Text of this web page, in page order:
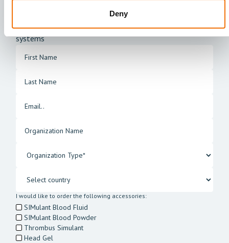
Deny
Fill out the form to order accessories for your flow
systems
I would like to order the following accessories:
SIMulant Blood Fluid
SIMulant Blood Powder
Thrombus Simulant
Head Gel